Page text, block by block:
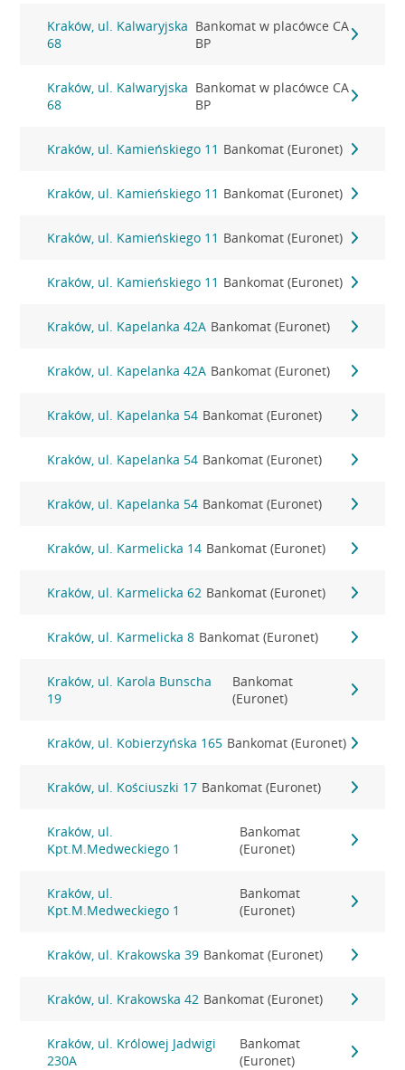
Kraków, ul. Kalwaryjska
68
Bankomat w placówce CA
BP
Kraków, ul. Kalwaryjska
68
Bankomat w placówce CA
BP
Kraków, ul. Kamieńskiego 11 Bankomat (Euronet)
Kraków, ul. Kamieńskiego 11 Bankomat (Euronet)
Kraków, ul. Kamieńskiego 11 Bankomat (Euronet)
Kraków, ul. Kamieńskiego 11 Bankomat (Euronet)
Kraków, ul. Kapelanka 42A Bankomat (Euronet)
Kraków, ul. Kapelanka 42A Bankomat (Euronet)
Kraków, ul. Kapelanka 54 Bankomat (Euronet)
Kraków, ul. Kapelanka 54 Bankomat (Euronet)
Kraków, ul. Kapelanka 54 Bankomat (Euronet)
Kraków, ul. Karmelicka 14 Bankomat (Euronet)
Kraków, ul. Karmelicka 62 Bankomat (Euronet)
Kraków, ul. Karmelicka 8 Bankomat (Euronet)
Kraków, ul. Karola Bunscha
19
Bankomat
(Euronet)
Kraków, ul. Kobierzyńska 165 Bankomat (Euronet)
Kraków, ul. Kościuszki 17 Bankomat (Euronet)
Kraków, ul.
Kpt.M.Medweckiego 1
Bankomat
(Euronet)
Kraków, ul.
Kpt.M.Medweckiego 1
Bankomat
(Euronet)
Kraków, ul. Krakowska 39 Bankomat (Euronet)
Kraków, ul. Krakowska 42 Bankomat (Euronet)
Kraków, ul. Królowej Jadwigi
230A
Bankomat
(Euronet)